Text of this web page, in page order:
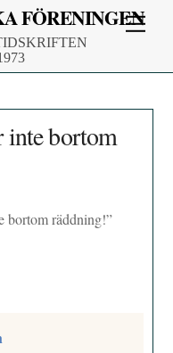
FÖRENINGEN
inte bortom
bortom räddning!”